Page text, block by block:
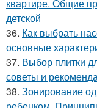
квартире. Общие
детской
36. Как выбрать
основные
37. Выбор плитки
советы и
38. Зонирование